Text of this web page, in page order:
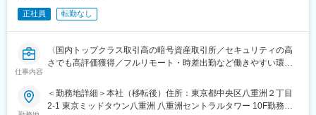
正社員 転勤なし
仕事内容
〈国内トップクラス取引高の暗号資産取引所／セキュリティの高
さでも高評価獲得／フルリモート・時差出勤など働きやすい環境
生充実〉
＜勤務地詳細＞本社（移転後）住所：東京都中央区八重洲２丁目
2-1 東京ミッドタウン八重洲 八重洲セントラルタワー 10F勤務地